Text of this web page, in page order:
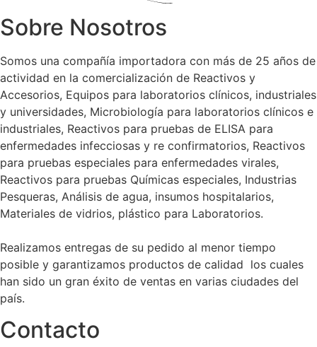
Sobre Nosotros
Somos una compañía importadora con más de 25 años de
actividad en la comercialización de Reactivos y
Accesorios, Equipos para laboratorios clínicos, industriales
y universidades, Microbiología para laboratorios clínicos e
industriales, Reactivos para pruebas de ELISA para
enfermedades infecciosas y re confirmatorios, Reactivos
para pruebas especiales para enfermedades virales,
Reactivos para pruebas Químicas especiales, Industrias
Pesqueras, Análisis de agua, insumos hospitalarios,
Materiales de vidrios, plástico para Laboratorios.
Realizamos entregas de su pedido al menor tiempo
posible y garantizamos productos de calidad los cuales
han sido un gran éxito de ventas en varias ciudades del
país.
Contacto